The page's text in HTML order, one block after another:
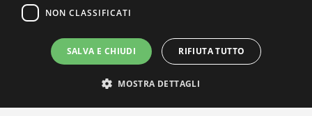
NON CLASSIFICATI
SALVA E CHIUDI RIFIUTA TUTTO
MOSTRA DETTAGLI